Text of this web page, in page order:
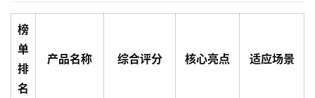
榜
单
排
名
产品名称 综合评分 核心亮点 适应场景